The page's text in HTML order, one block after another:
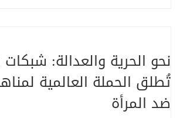
نحو الحرية والعدالة: شبكات
تُطلق الحملة العالمية
ضد المرأة